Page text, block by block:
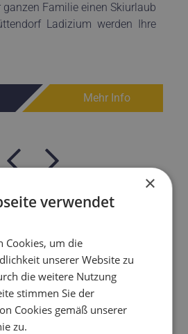
Familie einen Skiurlaub
Ladizium werden Ihre
Mehr Info
Bilder und Impressionen des
Serfaus-Fiss-Ladis in
Tirol.
×
verwendet
Cookies, um die
unserer Website zu
die weitere Nutzung
stimmen Sie der
Cookies gemäß unserer
zu.